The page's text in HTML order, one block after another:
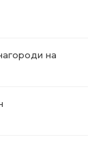
на